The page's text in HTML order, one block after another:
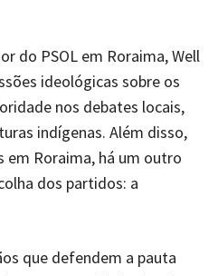
do PSOL em Roraima, Well
ideológicas sobre os
nos debates locais,
indígenas. Além disso,
em Roraima, há um outro
dos partidos: a
que defendem a pauta